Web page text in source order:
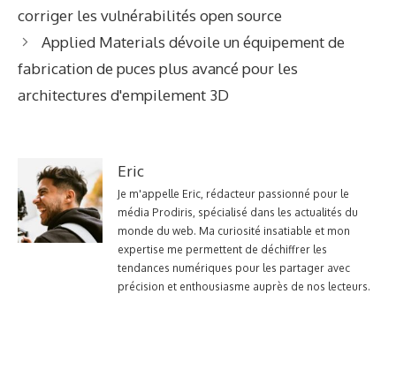
corriger les vulnérabilités open source
Applied Materials dévoile un équipement de
fabrication de puces plus avancé pour les
architectures d'empilement 3D
Eric
Je m'appelle Eric, rédacteur passionné pour le
média Prodiris, spécialisé dans les actualités du
monde du web. Ma curiosité insatiable et mon
expertise me permettent de déchiffrer les
tendances numériques pour les partager avec
précision et enthousiasme auprès de nos lecteurs.